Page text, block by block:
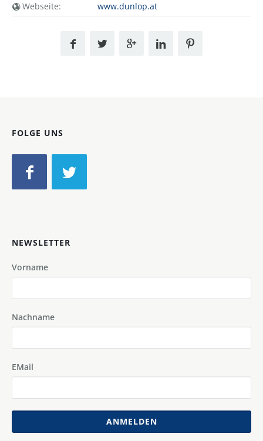
Webseite:
www.dunlop.at
FOLGE UNS
NEWSLETTER
Vorname
Nachname
EMail
ANMELDEN